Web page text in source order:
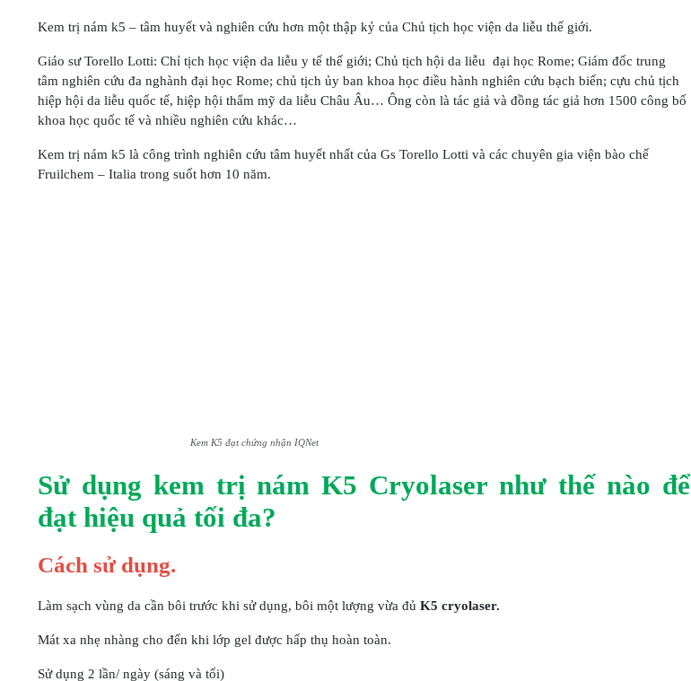
Kem trị nám k5 – tâm huyết và nghiên cứu hơn một thập kỷ của Chủ tịch học viện da liễu thế giới.
Giáo sư Torello Lotti: Chỉ tịch học viện da liễu y tế thế giới; Chủ tịch hội da liễu đại học Rome; Giám đốc trung
tâm nghiên cứu đa nghành đại học Rome; chủ tịch ủy ban khoa học điều hành nghiên cứu bạch biến; cựu chủ tịch
hiệp hội da liễu quốc tế, hiệp hội thẩm mỹ da liễu Châu Âu… Ông còn là tác giả và đồng tác giả hơn 1500 công bố
khoa học quốc tế và nhiều nghiên cứu khác…
Kem trị nám k5 là công trình nghiên cứu tâm huyết nhất của Gs Torello Lotti và các chuyên gia viện bào chế
Fruilchem – Italia trong suốt hơn 10 năm.
Kem K5 đạt chứng nhận IQNet
Sử dụng kem trị nám K5 Cryolaser như thế nào để
đạt hiệu quả tối đa?
Cách sử dụng.
Làm sạch vùng da cần bôi trước khi sử dụng, bôi một lượng vừa đủ K5 cryolaser.
Mát xa nhẹ nhàng cho đến khi lớp gel được hấp thụ hoàn toàn.
Sử dụng 2 lần/ ngày (sáng và tối)